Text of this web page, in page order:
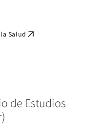
Salud arrow_outward
de Estudios